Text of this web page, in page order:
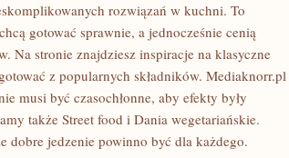
rozwiązań w kuchni. To
gotować sprawnie, a jednocześnie cenią
Na stronie znajdziesz inspiracje na klasyczne
z popularnych składników. Mediaknorr.pl
musi być czasochłonne, aby efekty były
także Street food i Dania wegetariańskie.
dobre jedzenie powinno być dla każdego.